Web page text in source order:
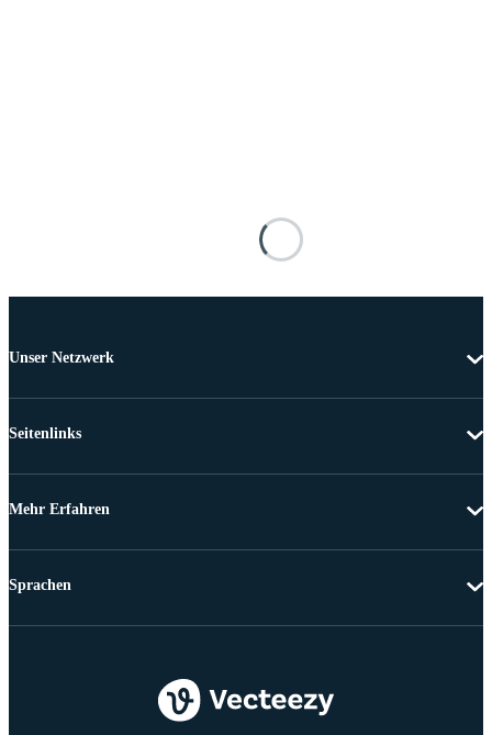
Unser Netzwerk
Seitenlinks
Mehr Erfahren
Sprachen